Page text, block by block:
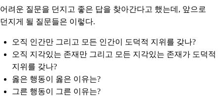
어려운 질문을 던지고 좋은 답을 찾아간다고 했는데, 앞으로
던지게 될 질문들은 이렇다.
오직 인간만 그리고 모든 인간이 도덕적 지위를 갖나?
오직 지각있는 존재만 그리고 모든 지각있는 존재가 도덕적
지위를 갖나?
옳은 행동이 옳은 이유는?
그른 행동이 그른 이유는?